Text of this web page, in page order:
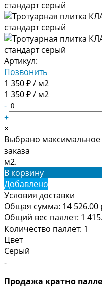
Артикул:
Позвонить
1 350 ₽ / м2
1 350 ₽ / м2
-
+
×
Выбрано максимальное
заказа
м2.
В корзину
Добавлено
Условия доставки
Общая сумма: 14 526.00
Общий вес паллет: 1
Количество паллет: 1
Цвет
Серый
-
Продажа кратно